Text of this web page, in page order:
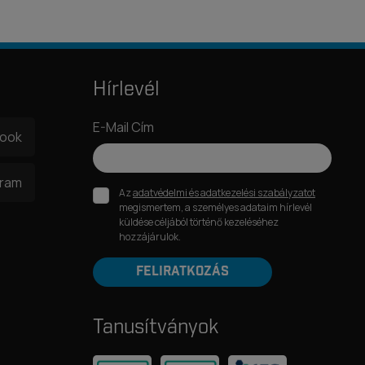
Hírlevél
E-Mail Cím
Azadatvédelmi és adatkezelési szabályzatot
megismertem, a személyes adataim hírlevél
küldése céljából történő kezeléséhez
hozzájárulok.
FELIRATKOZÁS
Tanusítványok